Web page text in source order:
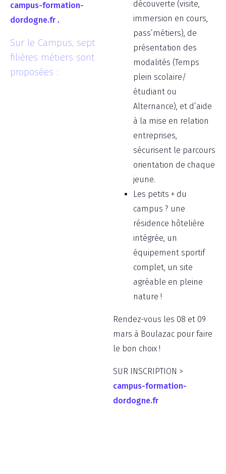
campus-formation-
dordogne.fr .
Sur le Campus, sept
filières métiers sont
proposées :
découverte (visite,
immersion en cours,
pass’métiers), de
présentation des
modalités (Temps
plein scolaire/
étudiant ou
Alternance), et d’aide
à la mise en relation
entreprises,
sécurisent le parcours
orientation de chaque
jeune.
Les petits + du
campus ? une
résidence hôtelière
intégrée, un
équipement sportif
complet, un site
agréable en pleine
nature !
Rendez-vous les 08 et 09
mars à Boulazac pour faire
le bon choix !
SUR INSCRIPTION >
campus-formation-
dordogne.fr